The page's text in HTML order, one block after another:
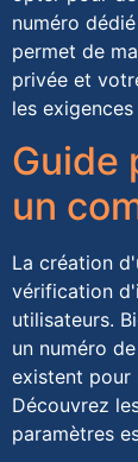
numéro
permet de
privée et
les
Guide
un
La création
vérification
utilisateurs.
un numéro
existent pour
Découvrez
paramètres